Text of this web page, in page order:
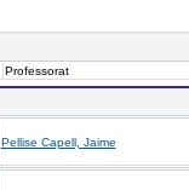
Professorat
Pellise Capell, Jaime